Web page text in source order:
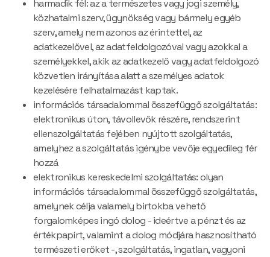
harmadik fél: az a természetes vagy jogi személy,
közhatalmi szerv, ügynökség vagy bármely egyéb
szerv, amely nem azonos az érintettel, az
adatkezelővel, az adatfeldolgozóval vagy azokkal a
személyekkel, akik az adatkezelő vagy adatfeldolgozó
közvetlen irányítása alatt a személyes adatok
kezelésére felhatalmazást kaptak.
információs társadalommal összefüggő szolgáltatás:
elektronikus úton, távollevők részére, rendszerint
ellenszolgáltatás fejében nyújtott szolgáltatás,
amelyhez a szolgáltatás igénybe vevője egyedileg fér
hozzá
elektronikus kereskedelmi szolgáltatás: olyan
információs társadalommal összefüggő szolgáltatás,
amelynek célja valamely birtokba vehető
forgalomképes ingó dolog - ideértve a pénzt és az
értékpapírt, valamint a dolog módjára hasznosítható
természeti erőket -, szolgáltatás, ingatlan, vagyoni